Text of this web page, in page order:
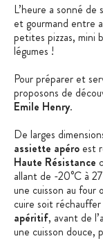
L’heure a sonné
et gourmand entre
petites pizzas, mini
légumes !
Pour préparer et
proposons de
Emile Henry.
De larges
assiette apéro est
Haute Résistance
allant de -20°C à
une cuisson au four
cuire soit
apéritif, avant de
une cuisson